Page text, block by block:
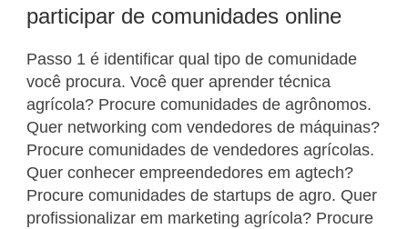
participar de comunidades online
Passo 1 é identificar qual tipo de comunidade
você procura. Você quer aprender técnica
agrícola? Procure comunidades de agrônomos.
Quer networking com vendedores de máquinas?
Procure comunidades de vendedores agrícolas.
Quer conhecer empreendedores em agtech?
Procure comunidades de startups de agro. Quer
profissionalizar em marketing agrícola? Procure